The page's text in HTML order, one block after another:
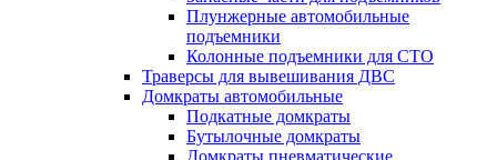
Плунжерные автомобильные
подъемники
Колонные подъемники для СТО
Траверсы для вывешивания ДВС
Домкраты автомобильные
Подкатные домкраты
Бутылочные домкраты
Домкраты пневматические